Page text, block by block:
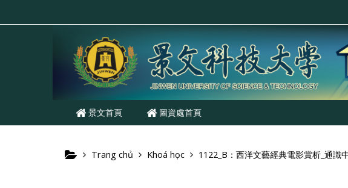
景文首頁 圖資處首頁
Trang chủ Khoá học 1122_B：西洋文藝經典電影賞析_通識